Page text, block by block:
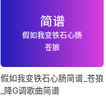
假如我变铁石心肠简谱_苍狼
_降G调歌曲简谱